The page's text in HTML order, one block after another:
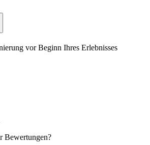
vor Beginn Ihres Erlebnisses
Bewertungen?